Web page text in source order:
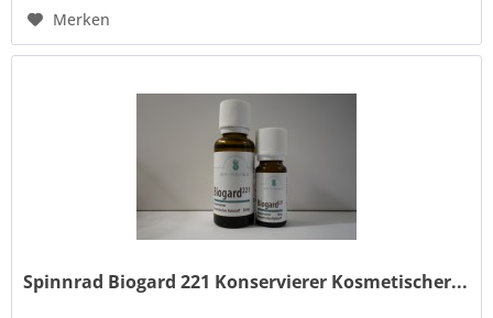
Merken
Spinnrad Biogard 221 Konservierer Kosmetischer...